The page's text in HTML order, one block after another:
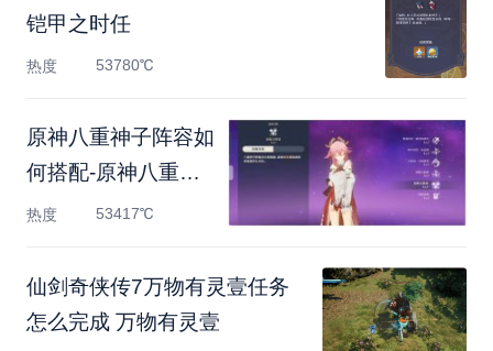
铠甲之时任
热度 53780℃
原神八重神子阵容如
何搭配-原神八重神
子阵容玩
热度 53417℃
仙剑奇侠传7万物有灵壹任务
怎么完成 万物有灵壹